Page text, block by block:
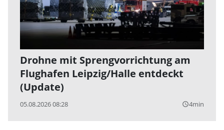
Drohne mit Sprengvorrichtung am
Flughafen Leipzig/Halle entdeckt
(Update)
05.08.2026 08:28 query_builder4min